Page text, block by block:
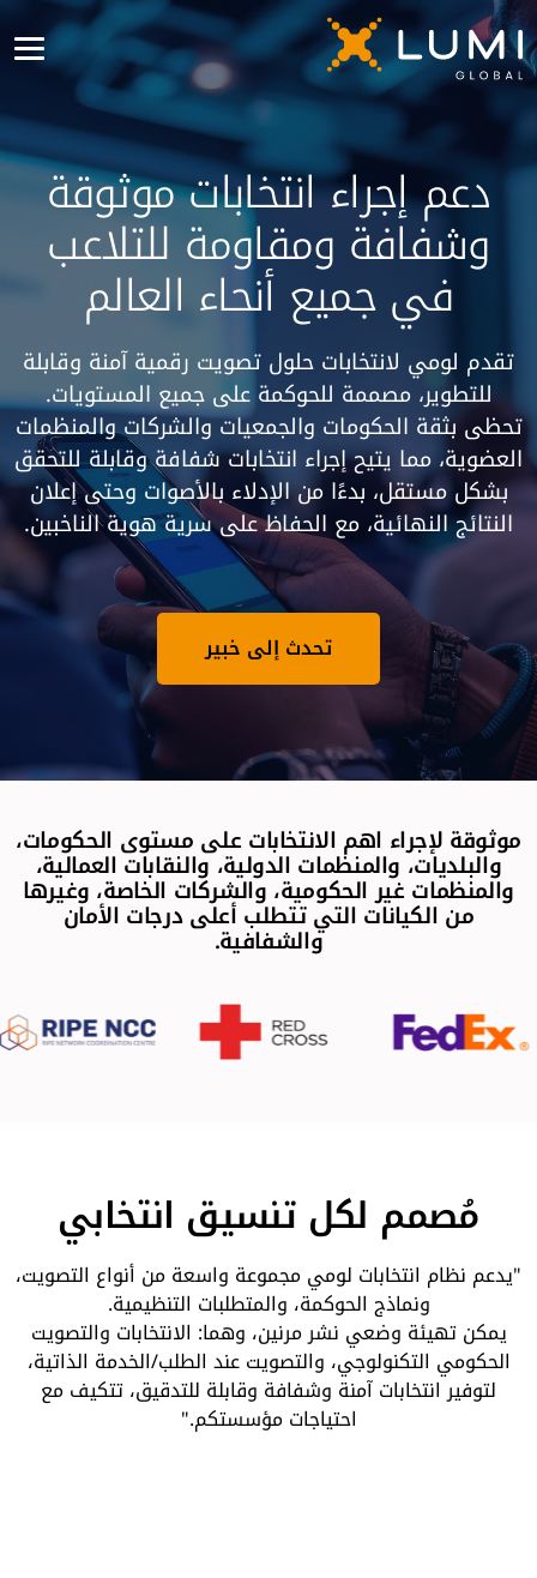
دعم إجراء انتخابات موثوقة
وشفافة ومقاومة للتلاعب
في جميع أنحاء العالم
تقدم لومي لانتخابات حلول تصويت رقمية آمنة وقابلة
للتطوير، مصممة للحوكمة على جميع المستويات.
تحظى بثقة الحكومات والجمعيات والشركات والمنظمات
العضوية، مما يتيح إجراء انتخابات شفافة وقابلة للتحقق
بشكل مستقل، بدءًا من الإدلاء بالأصوات وحتى إعلان
النتائج النهائية، مع الحفاظ على سرية هوية الناخبين.
تحدث إلى خبير
موثوقة لإجراء اهم الانتخابات على مستوى الحكومات،
والبلديات، والمنظمات الدولية، والنقابات العمالية،
والمنظمات غير الحكومية، والشركات الخاصة، وغيرها
من الكيانات التي تتطلب أعلى درجات الأمان
والشفافية.
مُصمم لكل تنسيق انتخابي
"يدعم نظام انتخابات لومي مجموعة واسعة من أنواع التصويت،
ونماذج الحوكمة، والمتطلبات التنظيمية.
يمكن تهيئة وضعي نشر مرنين، وهما: الانتخابات والتصويت
الحكومي التكنولوجي، والتصويت عند الطلب/الخدمة الذاتية،
لتوفير انتخابات آمنة وشفافة وقابلة للتدقيق، تتكيف مع
احتياجات مؤسستكم."